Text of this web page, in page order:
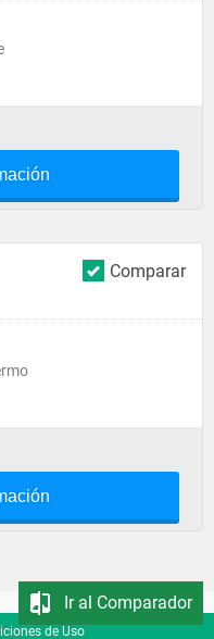
Comparar
Ir al Comparador
de Uso